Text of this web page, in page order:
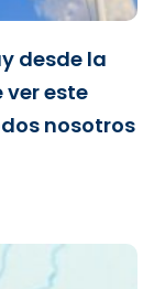
desde la
ver este
nosotros